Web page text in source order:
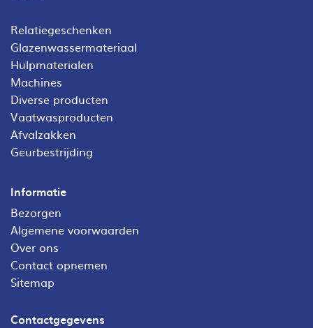
Relatiegeschenken
Glazenwassermateriaal
Hulpmaterialen
Machines
Diverse producten
Vaatwasproducten
Afvalzakken
Geurbestrijding
Informatie
Bezorgen
Algemene voorwaarden
Over ons
Contact opnemen
Sitemap
Contactgegevens